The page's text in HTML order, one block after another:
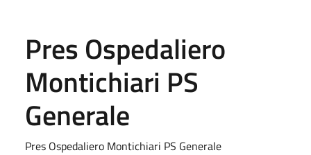
Pres Ospedaliero
Montichiari PS
Generale
Pres Ospedaliero Montichiari PS Generale